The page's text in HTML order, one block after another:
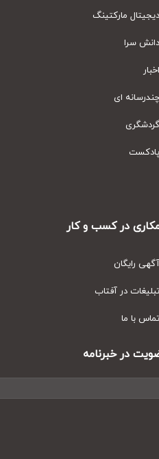
مارکتینگ
سرا
ای
در کسب و کار
رایگان
در آفتاب
با ما
در خبرنامه